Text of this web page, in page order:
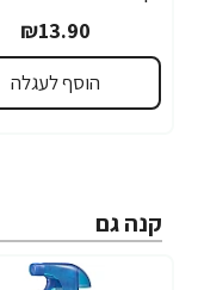
₪13.90
הוסף לעגלה
קנה גם